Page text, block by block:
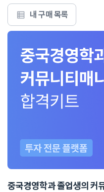
내 구매 목록
중국경영학과 졸업생의 커